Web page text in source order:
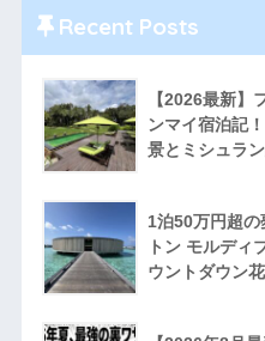
Recent Posts
【2026最新】
ンマイ宿泊記
景とミシュラ
1泊50万円超
トン モルディ
ウントダウン